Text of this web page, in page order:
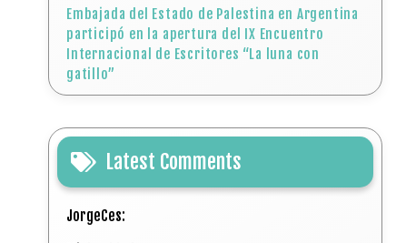
Embajada del Estado de Palestina en Argentina
participó en la apertura del IX Encuentro
Internacional de Escritores “La luna con
gatillo”
Latest Comments
JorgeCes: